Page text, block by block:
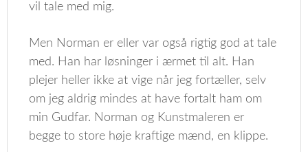
vil tale med mig.
Men Norman er eller var også rigtig god at tale
med. Han har løsninger i ærmet til alt. Han
plejer heller ikke at vige når jeg fortæller, selv
om jeg aldrig mindes at have fortalt ham om
min Gudfar. Norman og Kunstmaleren er
begge to store høje kraftige mænd, en klippe.